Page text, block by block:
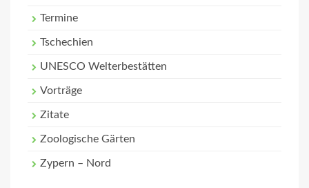
Termine
Tschechien
UNESCO Welterbestätten
Vorträge
Zitate
Zoologische Gärten
Zypern – Nord